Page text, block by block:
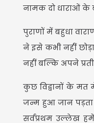
नामक दो धाराओं के
पुराणों में बहुधा
ने इसे कभी नहीं
नहीं बल्कि अपने
कुछ विद्वानों के मत
जन्म हुआ जान पड़ता
सर्वप्रथम उल्लेख